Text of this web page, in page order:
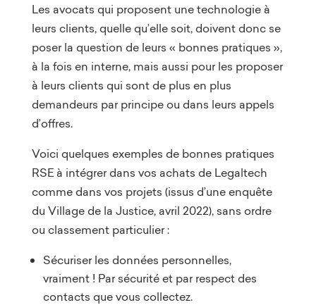
Les avocats qui proposent une technologie à
leurs clients, quelle qu’elle soit, doivent donc se
poser la question de leurs « bonnes pratiques »,
à la fois en interne, mais aussi pour les proposer
à leurs clients qui sont de plus en plus
demandeurs par principe ou dans leurs appels
d’offres.
Voici quelques exemples de bonnes pratiques
RSE à intégrer dans vos achats de Legaltech
comme dans vos projets (issus d’une enquête
du Village de la Justice, avril 2022), sans ordre
ou classement particulier :
Sécuriser les données personnelles,
vraiment ! Par sécurité et par respect des
contacts que vous collectez.